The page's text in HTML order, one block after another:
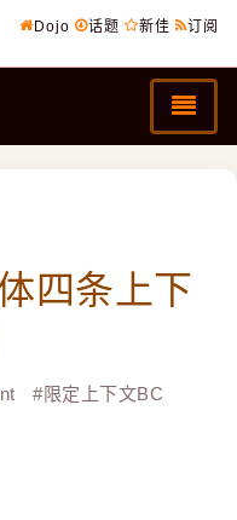
Dojo 话题 新佳 订阅
四条上下
#限定上下文BC